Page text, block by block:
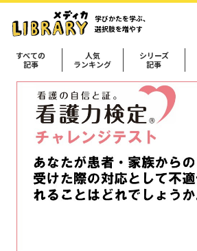
学びかたを学ぶ、
選択肢を増やす
すべての
記事
人気
ランキング
シリーズ
記事